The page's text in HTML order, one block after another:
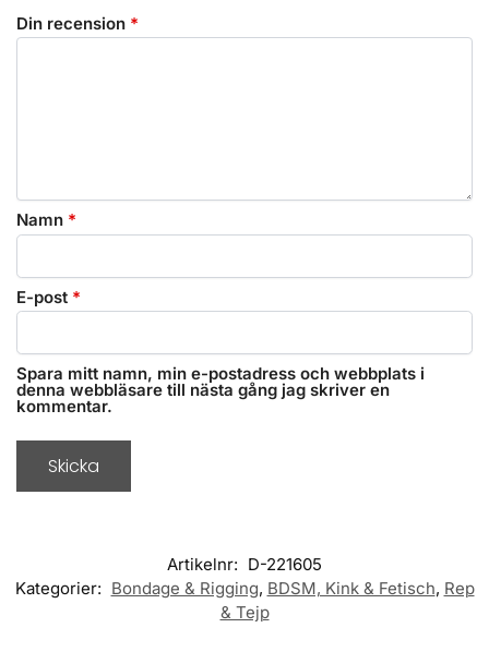
Din recension *
Namn *
E-post *
Spara mitt namn, min e-postadress och webbplats i
denna webbläsare till nästa gång jag skriver en
kommentar.
Artikelnr: D-221605
Kategorier: Bondage & Rigging, BDSM, Kink & Fetisch, Rep
& Tejp